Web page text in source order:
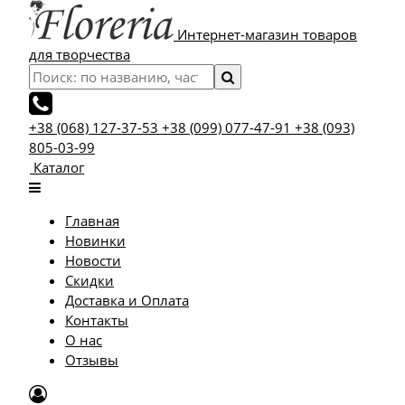
Интернет-магазин товаров
для творчества
+38 (068) 127-37-53 +38 (099) 077-47-91 +38 (093)
805-03-99
Каталог
Главная
Новинки
Новости
Скидки
Доставка и Оплата
Контакты
О нас
Отзывы